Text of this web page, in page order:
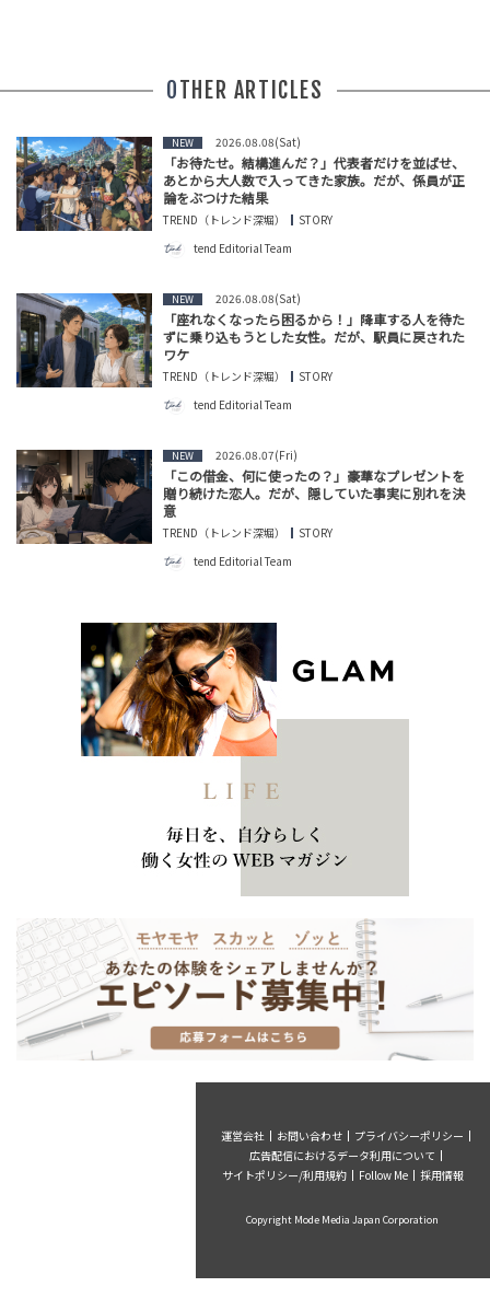
OTHER ARTICLES
NEW 2026.08.08(Sat)
「お待たせ。結構進んだ？」代表者だけを並ばせ、
あとから大人数で入ってきた家族。だが、係員が正
論をぶつけた結果
TREND（トレンド深堀）
STORY
tend Editorial Team
NEW 2026.08.08(Sat)
「座れなくなったら困るから！」降車する人を待た
ずに乗り込もうとした女性。だが、駅員に戻された
ワケ
TREND（トレンド深堀）
STORY
tend Editorial Team
NEW 2026.08.07(Fri)
「この借金、何に使ったの？」豪華なプレゼントを
贈り続けた恋人。だが、隠していた事実に別れを決
意
TREND（トレンド深堀）
STORY
tend Editorial Team
運営会社 お問い合わせ
プライバシーポリシー
広告配信におけるデータ利用について
サイトポリシー/利用規約
Follow Me 採用情報
Copyright Mode Media Japan Corporation